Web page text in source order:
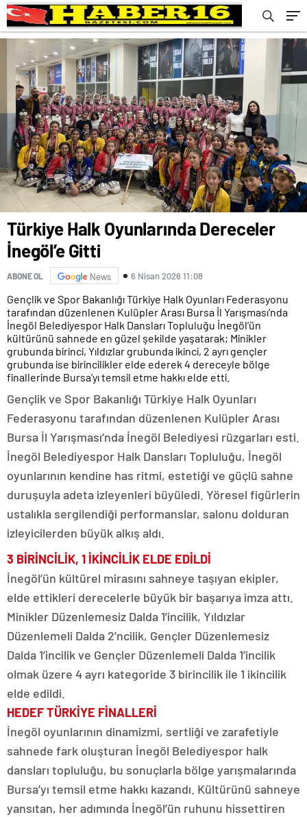
Türkiye Halk Oyunlarında Dereceler
İnegöl’e Gitti
ABONE OL News 6 Nisan 2026 11:08
Gençlik ve Spor Bakanlığı Türkiye Halk Oyunları Federasyonu
tarafından düzenlenen Kulüpler Arası Bursa İl Yarışması’nda
İnegöl Belediyespor Halk Dansları Topluluğu İnegöl’ün
kültürünü sahnede en güzel şekilde yaşatarak; Minikler
grubunda birinci, Yıldızlar grubunda ikinci, 2 ayrı gençler
grubunda ise birincilikler elde ederek 4 dereceyle bölge
finallerinde Bursa’yı temsil etme hakkı elde etti.
Gençlik ve Spor Bakanlığı Türkiye Halk Oyunları
Federasyonu tarafından düzenlenen Kulüpler Arası
Bursa İl Yarışması’nda İnegöl Belediyesi rüzgarları esti.
İnegöl Belediyespor Halk Dansları Topluluğu, İnegöl
oyunlarının kendine has ritmi, estetiği ve güçlü sahne
duruşuyla adeta izleyenleri büyüledi. Yöresel figürlerin
ustalıkla sergilendiği performanslar, salonu dolduran
izleyicilerden büyük alkış aldı.
3 BİRİNCİLİK, 1 İKİNCİLİK ELDE EDİLDİ
İnegöl’ün kültürel mirasını sahneye taşıyan ekipler,
elde ettikleri derecelerle büyük bir başarıya imza attı.
Minikler Düzenlemesiz Dalda 1’incilik, Yıldızlar
Düzenlemeli Dalda 2’ncilik, Gençler Düzenlemesiz
Dalda 1’incilik ve Gençler Düzenlemeli Dalda 1’incilik
olmak üzere 4 ayrı kategoride 3 birincilik ile 1 ikincilik
elde edildi.
HEDEF TÜRKİYE FİNALLERİ
İnegöl oyunlarının dinamizmi, sertliği ve zarafetiyle
sahnede fark oluşturan İnegöl Belediyespor halk
dansları topluluğu, bu sonuçlarla bölge yarışmalarında
Bursa’yı temsil etme hakkı kazandı. Kültürünü sahneye
yansıtan, her adımında İnegöl’ün ruhunu hissettiren